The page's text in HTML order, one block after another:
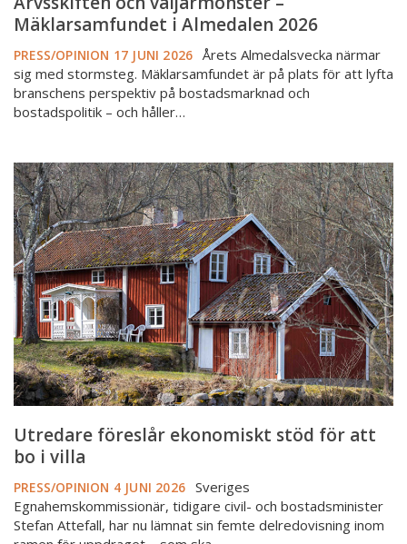
Mäklarsamfundet i Almedalen 2026
PRESS/OPINION 17 JUNI 2026 Årets Almedalsvecka närmar
sig med stormsteg. Mäklarsamfundet är på plats för att lyfta
branschens perspektiv på bostadsmarknad och
bostadspolitik – och håller…
Utredare
föreslår
ekonomiskt
stöd
för
att
bo
villa
Utredare föreslår ekonomiskt stöd för att
bo i villa
PRESS/OPINION 4 JUNI 2026 Sveriges
Egnahemskommissionär, tidigare civil- och bostadsminister
Stefan Attefall, har nu lämnat sin femte delredovisning inom